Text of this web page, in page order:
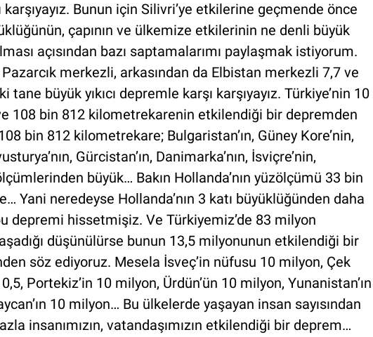
Bunun için Silivri’ye etkilerine geçmende önce
çapının ve ülkemize etkilerinin ne denli büyük
açısından bazı saptamalarımı paylaşmak istiyorum.
merkezli, arkasından da Elbistan merkezli 7,7 ve
büyük yıkıcı depremle karşı karşıyayız. Türkiye’nin 10
108 bin 812 kilometrekarenin etkilendiği bir depremden
bin 812 kilometrekare; Bulgaristan’ın, Güney Kore’nin,
Gürcistan’ın, Danimarka’nın, İsviçre’nin,
büyük… Bakın Hollanda’nın yüzölçümü 33 bin
Yani neredeyse Hollanda’nın 3 katı büyüklüğünden daha
depremi hissetmişiz. Ve Türkiyemiz’de 83 milyon
düşünülürse bunun 13,5 milyonunun etkilendiği bir
söz ediyoruz. Mesela İsveç’in nüfusu 10 milyon, Çek
Portekiz’in 10 milyon, Ürdün’ün 10 milyon, Yunanistan’ın
10 milyon… Bu ülkelerde yaşayan insan sayısından
insanımızın, vatandaşımızın etkilendiği bir deprem…